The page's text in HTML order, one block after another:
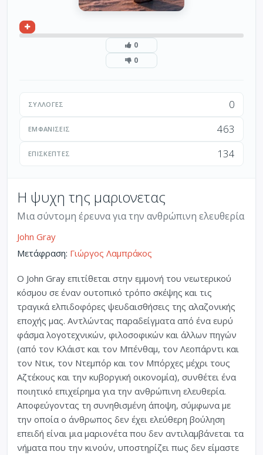
0
0
ΣΥΛΛΟΓΈΣ 0
ΕΜΦΑΝΊΣΕΙΣ 463
ΕΠΙΣΚΈΠΤΕΣ 134
Η ψυχη της μαριονετας
Μια σύντομη έρευνα για την ανθρώπινη ελευθερία
John Gray
Μετάφραση: Γιώργος Λαμπράκος
Ο John Gray επιτίθεται στην εμμονή του νεωτερικού
κόσμου σε έναν ουτοπικό τρόπο σκέψης και τις
τραγικά ελπιδοφόρες ψευδαισθήσεις της αλαζονικής
εποχής μας. Αντλώντας παραδείγματα από ένα ευρύ
φάσμα λογοτεχνικών, φιλοσοφικών και άλλων πηγών
(από τον Κλάιστ και τον Μπένθαμ, τον Λεοπάρντι και
τον Ντικ, τον Ντεμπόρ και τον Μπόρχες μέχρι τους
Αζτέκους και την κυβοργική οικονομία), συνθέτει ένα
ποιητικό επιχείρημα για την ανθρώπινη ελευθερία.
Αποφεύγοντας τη συνηθισμένη άποψη, σύμφωνα με
την οποία ο άνθρωπος δεν έχει ελεύθερη βούληση
επειδή είναι μια μαριονέτα που δεν αντιλαμβάνεται τα
νήματα που την κινούν, υποστηρίζει πως δεν είμαστε